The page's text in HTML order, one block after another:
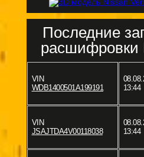
Последние
расшифровки
VIN
WDB1400501A199191
13:44
VIN
JSAJTDA4V00118038
13:44